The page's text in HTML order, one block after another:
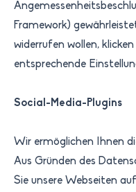
Framework)
widerrufen wollen,
entsprechende
Social-Media-Plugins
Wir ermöglichen Ihnen
Aus Gründen des
Sie unsere Webseiten